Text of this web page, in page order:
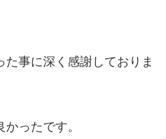
た事に深く感謝しておりま
ったです。